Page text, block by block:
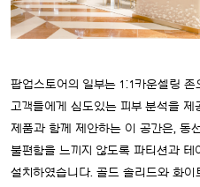
팝업스토어의 일부는 1:1카운셀링
고객들에게 심도있는 피부 분석을
제품과 함께 제안하는 이 공간은, 동
불편함을 느끼지 않도록 파티션과 테
설치하였습니다. 골드 솔리드와 화이